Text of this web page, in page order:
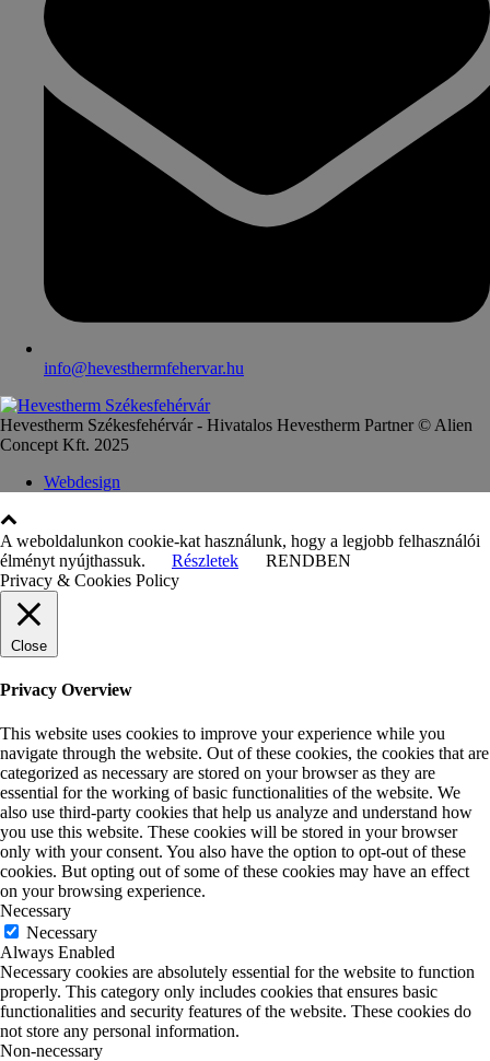
info@hevesthermfehervar.hu
Hevestherm Székesfehérvár - Hivatalos Hevestherm Partner © Alien
Concept Kft. 2025
Webdesign
A weboldalunkon cookie-kat használunk, hogy a legjobb felhasználói
élményt nyújthassuk.
Részletek
RENDBEN
Privacy & Cookies Policy
Close
Privacy Overview
This website uses cookies to improve your experience while you
navigate through the website. Out of these cookies, the cookies that are
categorized as necessary are stored on your browser as they are
essential for the working of basic functionalities of the website. We
also use third-party cookies that help us analyze and understand how
you use this website. These cookies will be stored in your browser
only with your consent. You also have the option to opt-out of these
cookies. But opting out of some of these cookies may have an effect
on your browsing experience.
Necessary
Necessary
Always Enabled
Necessary cookies are absolutely essential for the website to function
properly. This category only includes cookies that ensures basic
functionalities and security features of the website. These cookies do
not store any personal information.
Non-necessary